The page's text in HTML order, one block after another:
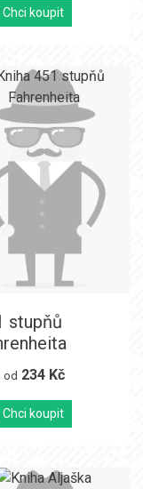
Chci koupit
stupňů
od 234 Kč
Chci koupit